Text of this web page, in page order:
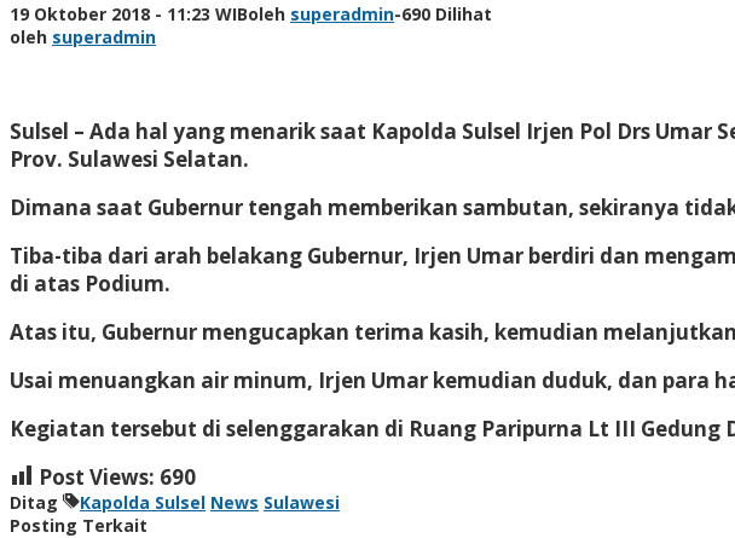
19 Oktober 2018 - 11:23 WIBoleh superadmin-690 Dilihat
oleh superadmin
Sulsel – Ada hal yang menarik saat Kapolda Sulsel Irjen Pol Drs
Prov. Sulawesi Selatan.
Dimana saat Gubernur tengah memberikan sambutan, sekiranya
Tiba-tiba dari arah belakang Gubernur, Irjen Umar berdiri dan
di atas Podium.
Atas itu, Gubernur mengucapkan terima kasih, kemudian
Usai menuangkan air minum, Irjen Umar kemudian duduk, dan para
Kegiatan tersebut di selenggarakan di Ruang Paripurna Lt III Gedung
Post Views: 690
Ditag Kapolda Sulsel News Sulawesi
Posting Terkait